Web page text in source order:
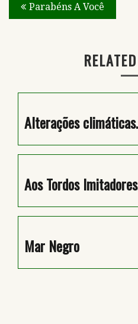
Navegação
de
Parabéns A Você
Alterações
Aos Tordos
Mar Negro